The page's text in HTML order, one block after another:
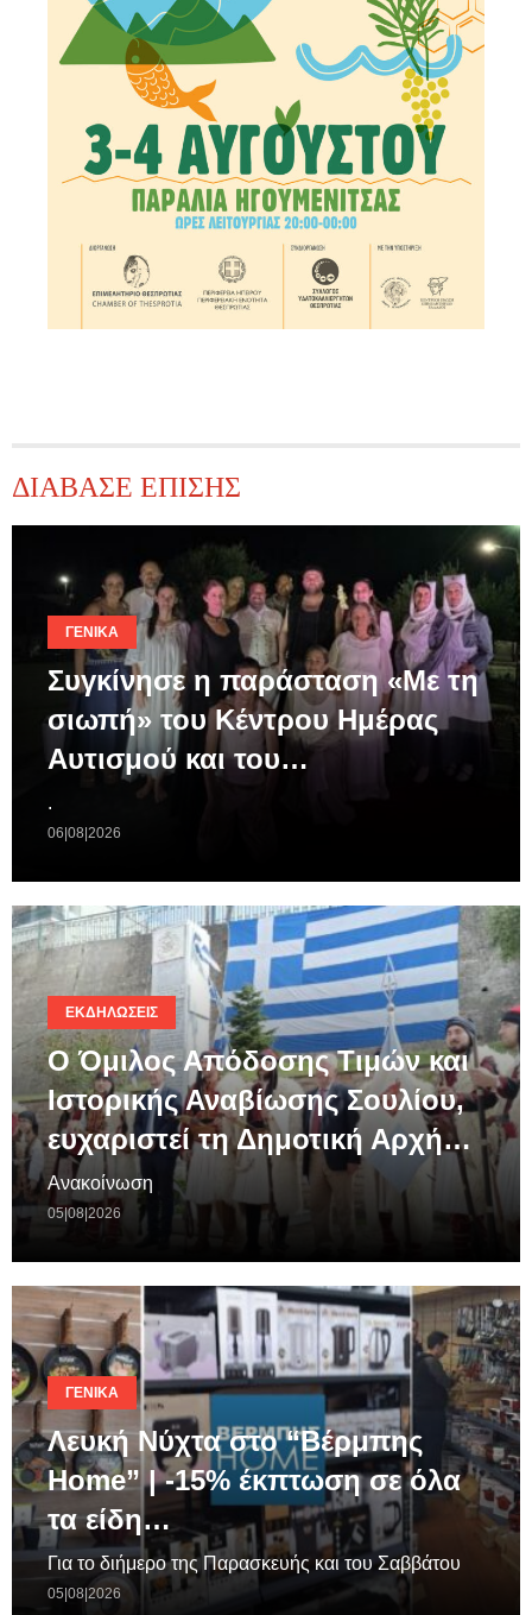
ΔΙΑΒΑΣΕ ΕΠΙΣΗΣ
ΓΕΝΙΚΆ
Συγκίνησε η παράσταση «Με τη
σιωπή» του Κέντρου Ημέρας
Αυτισμού και του…
.
06|08|2026
ΕΚΔΗΛΏΣΕΙΣ
Ο Όμιλος Απόδοσης Τιμών και
Ιστορικής Αναβίωσης Σουλίου,
ευχαριστεί τη Δημοτική Αρχή…
Ανακοίνωση
05|08|2026
ΓΕΝΙΚΆ
Λευκή Νύχτα στο “Βέρμπης
Home” | -15% έκπτωση σε όλα
τα είδη…
Για το διήμερο της Παρασκευής και του Σαββάτου
05|08|2026